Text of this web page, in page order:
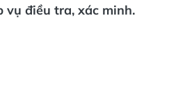
vụ điều tra, xác minh.